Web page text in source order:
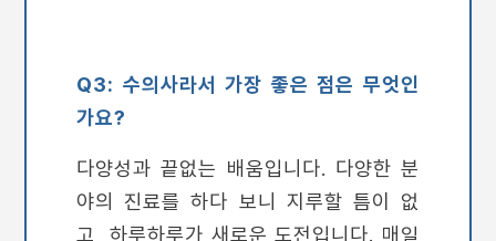
Q3: 수의사라서 가장 좋은 점은 무엇인
가요?
다양성과 끝없는 배움입니다. 다양한 분
야의 진료를 하다 보니 지루할 틈이 없
고, 하루하루가 새로운 도전입니다. 매일